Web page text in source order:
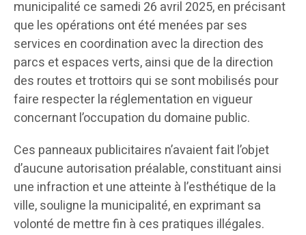
municipalité ce samedi 26 avril 2025, en précisant
que les opérations ont été menées par ses
services en coordination avec la direction des
parcs et espaces verts, ainsi que de la direction
des routes et trottoirs qui se sont mobilisés pour
faire respecter la réglementation en vigueur
concernant l’occupation du domaine public.
Ces panneaux publicitaires n’avaient fait l’objet
d’aucune autorisation préalable, constituant ainsi
une infraction et une atteinte à l’esthétique de la
ville, souligne la municipalité, en exprimant sa
volonté de mettre fin à ces pratiques illégales.